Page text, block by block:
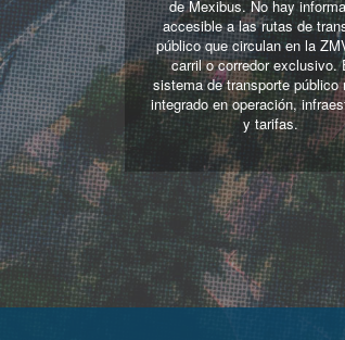
de Mexibus. No hay
accesible a las rutas de
público que circulan en la
carril o corredor exclusivo.
sistema de transporte público
integrado en operación,
y tarifas.